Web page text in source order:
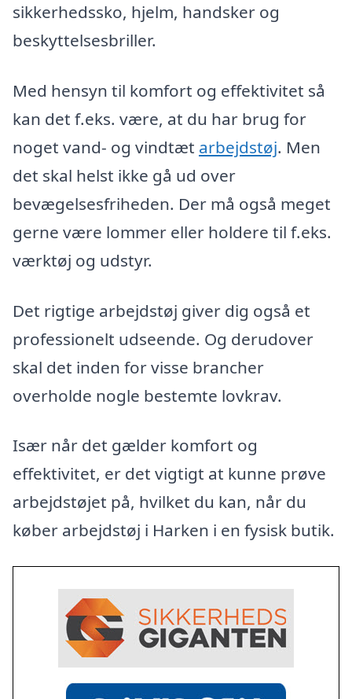
sikkerhedssko, hjelm, handsker og
beskyttelsesbriller.
Med hensyn til komfort og effektivitet så
kan det f.eks. være, at du har brug for
noget vand- og vindtæt arbejdstøj. Men
det skal helst ikke gå ud over
bevægelsesfriheden. Der må også meget
gerne være lommer eller holdere til f.eks.
værktøj og udstyr.
Det rigtige arbejdstøj giver dig også et
professionelt udseende. Og derudover
skal det inden for visse brancher
overholde nogle bestemte lovkrav.
Især når det gælder komfort og
effektivitet, er det vigtigt at kunne prøve
arbejdstøjet på, hvilket du kan, når du
køber arbejdstøj i Harken i en fysisk butik.